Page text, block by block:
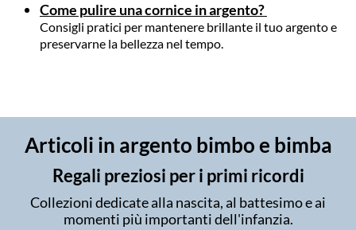
Come pulire una cornice in argento?
Consigli pratici per mantenere brillante il tuo argento e
preservarne la bellezza nel tempo.
Articoli in argento bimbo e bimba
Regali preziosi per i primi ricordi
Collezioni dedicate alla nascita, al battesimo e ai
momenti più importanti dell'infanzia.